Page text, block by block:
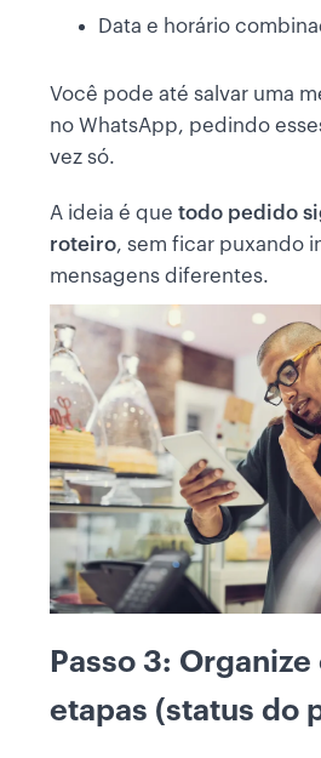
Data e horário
Você pode até salvar uma
no WhatsApp, pedindo
vez só.
A ideia é que todo pedido
roteiro, sem ficar puxando
mensagens diferentes.
Passo 3:
etapas (status do